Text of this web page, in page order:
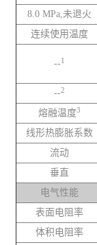
8.0 MPa,未退火
连续使用温度
--1
--2
熔融温度3
线形热膨胀系数
流动
垂直
电气性能
表面电阻率
体积电阻率